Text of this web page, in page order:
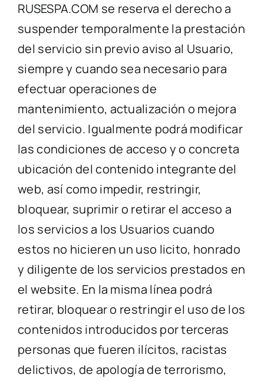
RUSESPA.COM se reserva el derecho a
suspender temporalmente la prestación
del servicio sin previo aviso al Usuario,
siempre y cuando sea necesario para
efectuar operaciones de
mantenimiento, actualización o mejora
del servicio. Igualmente podrá modificar
las condiciones de acceso y o concreta
ubicación del contenido integrante del
web, así como impedir, restringir,
bloquear, suprimir o retirar el acceso a
los servicios a los Usuarios cuando
estos no hicieren un uso licito, honrado
y diligente de los servicios prestados en
el website. En la misma línea podrá
retirar, bloquear o restringir el uso de los
contenidos introducidos por terceras
personas que fueren ilícitos, racistas
delictivos, de apología de terrorismo,